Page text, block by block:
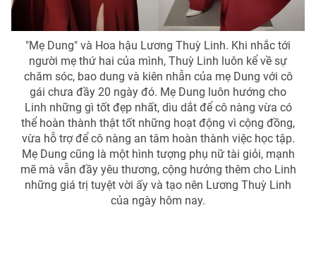
"Mẹ Dung" và Hoa hậu Lương Thuỳ Linh. Khi nhắc tới
người mẹ thứ hai của mình, Thuỳ Linh luôn kể về sự
chăm sóc, bao dung và kiên nhẫn của mẹ Dung với cô
gái chưa đầy 20 ngày đó. Mẹ Dung luôn hướng cho
Linh những gì tốt đẹp nhất, dìu dắt để cô nàng vừa có
thể hoàn thành thật tốt những hoạt động vì cộng đồng,
vừa hỗ trợ để cô nàng an tâm hoàn thành việc học tập.
Mẹ Dung cũng là một hình tượng phụ nữ tài giỏi, mạnh
mẽ mà vẫn đầy yêu thương, cộng hưởng thêm cho Linh
những giá trị tuyệt vời ấy và tạo nên Lương Thuỳ Linh
của ngày hôm nay.